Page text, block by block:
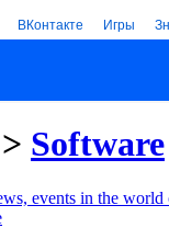
ВКонтакте Игры
> Software
events in the world